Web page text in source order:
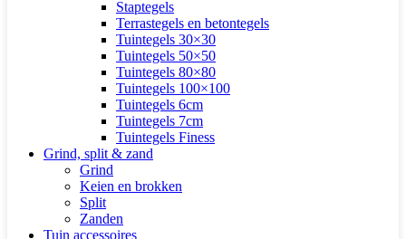
Staptegels
Terrastegels en betontegels
Tuintegels 30×30
Tuintegels 50×50
Tuintegels 80×80
Tuintegels 100×100
Tuintegels 6cm
Tuintegels 7cm
Tuintegels Finess
Grind, split & zand
Grind
Keien en brokken
Split
Zanden
Tuin accessoires